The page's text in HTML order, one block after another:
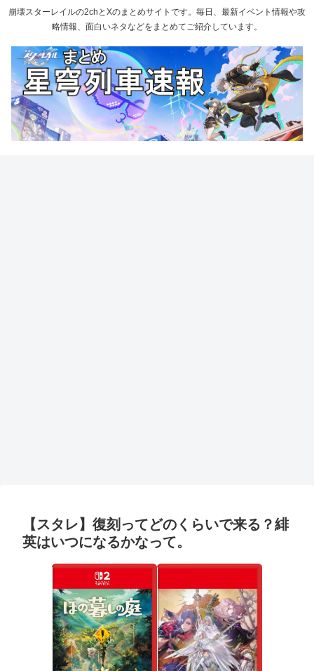
崩壊スターレイルの2chとXのまとめサイトです。毎日、最新イベント情報や攻
略情報、面白いネタなどをまとめてご紹介しています。
【スタレ】復刻ってどのくらいで来る？緋
英はいつになるかなって。